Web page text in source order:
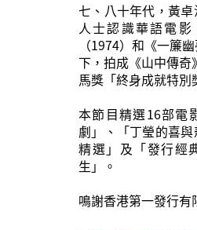
七、八十年代，黃
人士認識華語電
（1974）和《一簾
下，拍成《山中傳
馬獎「終身成就特別
本節目精選16部電
劇」、「丁瑩的喜
精選」及「發行經
生」。
鳴謝香港第一發行有